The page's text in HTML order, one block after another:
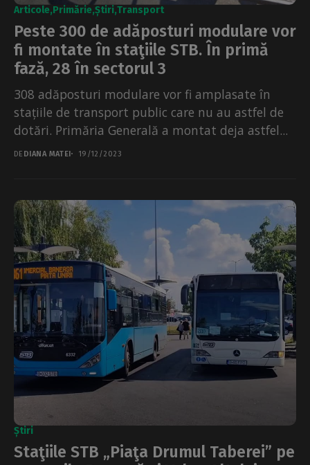
Articole Primărie Știri Transport
Peste 300 de adăposturi modulare vor
fi montate în staţiile STB. În primă
fază, 28 în sectorul 3
308 adăposturi modulare vor fi amplasate în
stațiile de transport public care nu au astfel de
dotări. Primăria Generală a montat deja astfel...
DE DIANA MATEI 19/12/2023
Știri
Staţiile STB „Piaţa Drumul Taberei” pe